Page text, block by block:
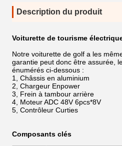
Description du produit
Voiturette de tourisme
Notre voiturette de golf a les
garantie peut donc être assurée,
énumérés ci-dessous :
1, Châssis en aluminium
2, Chargeur Enpower
3, Frein à tambour arrière
4, Moteur ADC 48V 6pcs*8V
5, Contrôleur Curties
Composants clés